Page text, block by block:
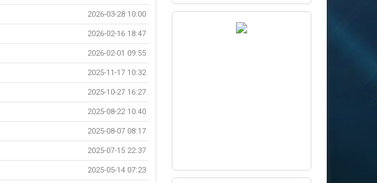
2026-03-28 10:00
2026-02-16 18:47
2026-02-01 09:55
2025-11-17 10:32
2025-10-27 16:27
2025-08-22 10:40
2025-08-07 08:17
2025-07-15 22:37
2025-05-14 07:23